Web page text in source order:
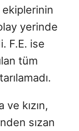
ekiplerinin
yerinde
F.E. ise
tüm
kızın,
sızan